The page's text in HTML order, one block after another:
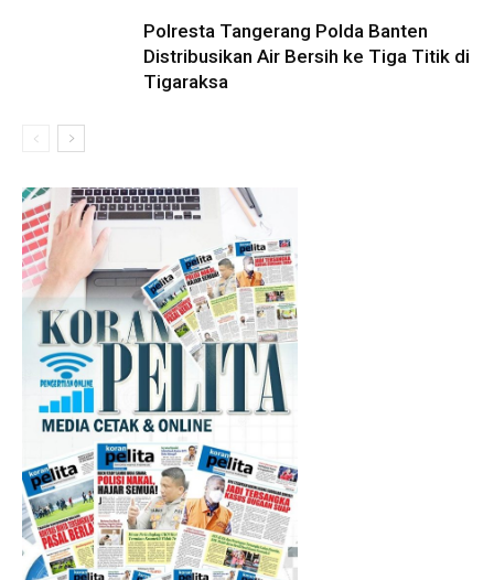
Polresta Tangerang Polda Banten
Distribusikan Air Bersih ke Tiga Titik di
Tigaraksa